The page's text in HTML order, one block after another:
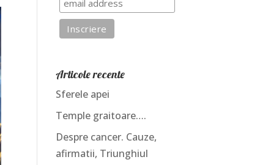
Articole recente
Sferele apei
Temple graitoare….
Despre cancer. Cauze,
afirmatii, Triunghiul